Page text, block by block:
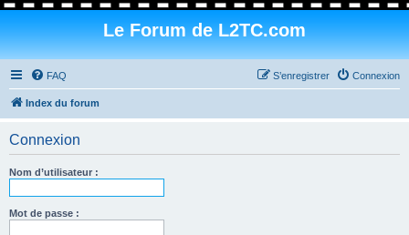
Le Forum de L2TC.com
FAQ Connexion
S’enregistrer
Index du forum
Connexion
Nom d’utilisateur :
Mot de passe :